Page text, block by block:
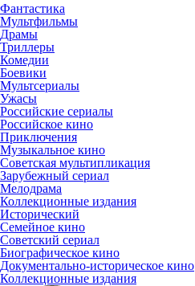
Фантастика
Мультфильмы
Драмы
Триллеры
Комедии
Боевики
Мультсериалы
Ужасы
Российские сериалы
Российское кино
Приключения
Музыкальное кино
Советская мультипликация
Зарубежный сериал
Мелодрама
Коллекционные издания
Исторический
Семейное кино
Советский сериал
Биографическое кино
Документально-историческое кино
Коллекционные издания